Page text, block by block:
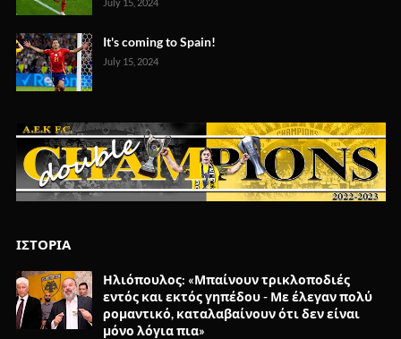
It's coming to Spain!
July 15, 2024
ΙΣΤΟΡΙΑ
Ηλιόπουλος: «Μπαίνουν τρικλοποδιές
εντός και εκτός γηπέδου - Με έλεγαν πολύ
ρομαντικό, καταλαβαίνουν ότι δεν είναι
μόνο λόγια πια»